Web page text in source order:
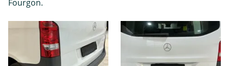
Fourgon.